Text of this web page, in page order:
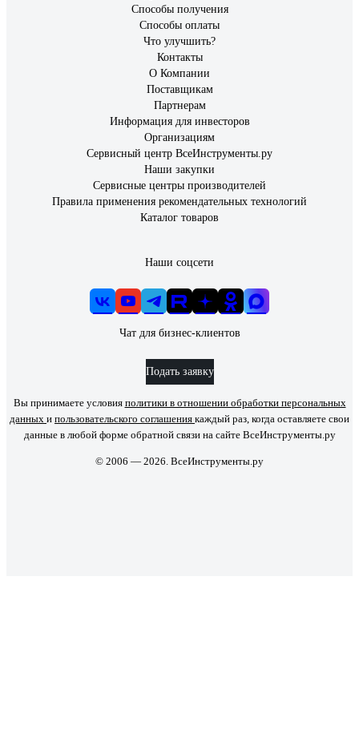
Способы получения
Способы оплаты
Что улучшить?
Контакты
О Компании
Поставщикам
Партнерам
Информация для инвесторов
Организациям
Сервисный центр ВсеИнструменты.ру
Наши закупки
Сервисные центры производителей
Правила применения рекомендательных технологий
Каталог товаров
Наши соцсети
Чат для бизнес-клиентов
Подать заявку
Вы принимаете условия политики в отношении обработки персональных
данных и пользовательского соглашения каждый раз, когда оставляете свои
данные в любой форме обратной связи на сайте ВсеИнструменты.ру
© 2006 — 2026. ВсеИнструменты.ру